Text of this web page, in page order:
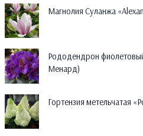
Магнолия Суланжа
Рододендрон
Менард)
Гортензия метельчатая